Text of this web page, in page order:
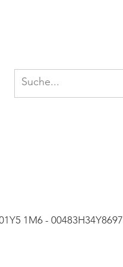
1M6 - 00483H34Y8697